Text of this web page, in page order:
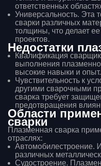
ответственных
Универсальность. Эта
сварки различных
толщины, что делает
проектов.
Недостатки
Квалификация
выполнения
высокие навыки и опыт.
Чувствительность к
другими сварочными
сварка требует
предотвращения
Области
сварки
Плазменная сварка
отраслях:
Автомобилестроение.
различных
Судостроение.